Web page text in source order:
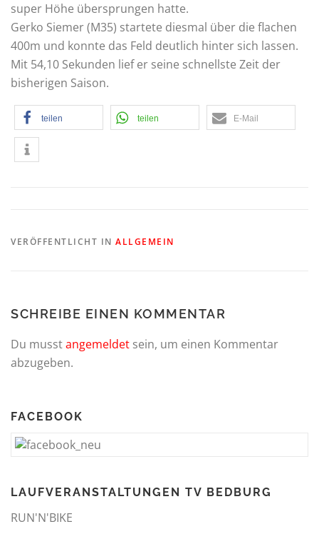
super Höhe übersprungen hatte.
Gerko Siemer (M35) startete diesmal über die flachen
400m und konnte das Feld deutlich hinter sich lassen.
Mit 54,10 Sekunden lief er seine schnellste Zeit der
bisherigen Saison.
teilen teilen E-Mail
VERÖFFENTLICHT IN ALLGEMEIN
SCHREIBE EINEN KOMMENTAR
Du musstangemeldet sein, um einen Kommentar
abzugeben.
FACEBOOK
LAUFVERANSTALTUNGEN TV BEDBURG
RUN'N'BIKE